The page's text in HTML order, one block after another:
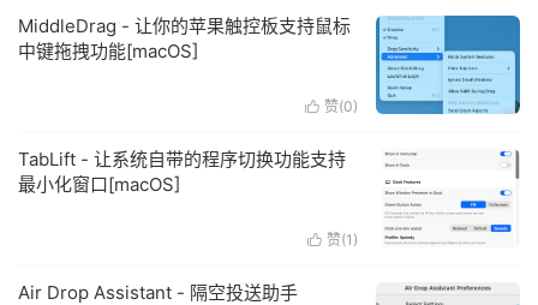
MiddleDrag - 让你的苹果触控板支持鼠标
中键拖拽功能[macOS]
 赞(0)
TabLift - 让系统自带的程序切换功能支持
最小化窗口[macOS]
 赞(1 )
Air Drop Assistant - 隔空投送助手